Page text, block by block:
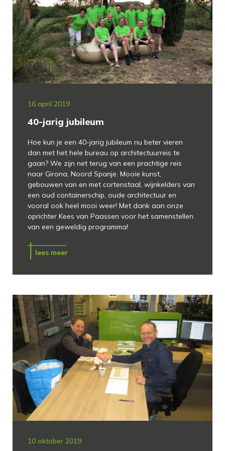
16 april 2019
40-jarig jubileum
Hoe kun je een 40-jarig jubileum nu beter vieren
dan met het hele bureau op architectuurreis te
gaan? We zijn net terug van een prachtige reis
naar Girona, Noord Spanje. Mooie kunst,
gebouwen van en met cortenstaal, wijnkelders van
een oud containerschip, oude architectuur en
vooral ook heel mooi weer! Met dank aan onze
oprichter Kees van Paassen voor het samenstellen
van een geweldig programma!
lees meer
10 oktober 2019